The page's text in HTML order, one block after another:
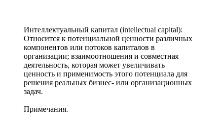
Интеллектуальный капитал (intellectual capital):
Относится к потенциальной ценности различных
компонентов или потоков капиталов в
организации; взаимоотношения и совместная
деятельность, которая может увеличивать
ценность и применимость этого потенциала для
решения реальных бизнес- или организационных
задач.
Примечания.